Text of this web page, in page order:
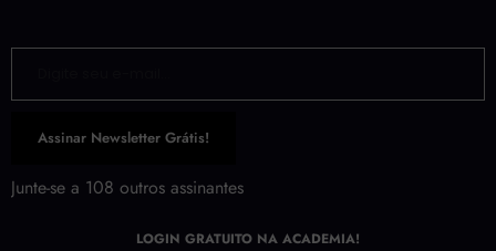
Digite seu e-mail…
Assinar Newsletter Grátis!
Junte-se a 108 outros assinantes
LOGIN GRATUITO NA ACADEMIA!